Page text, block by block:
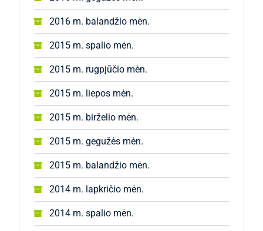
2016 m. balandžio mėn.
2015 m. spalio mėn.
2015 m. rugpjūčio mėn.
2015 m. liepos mėn.
2015 m. birželio mėn.
2015 m. gegužės mėn.
2015 m. balandžio mėn.
2014 m. lapkričio mėn.
2014 m. spalio mėn.